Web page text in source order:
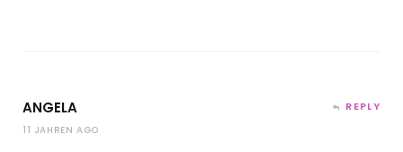
ANGELA
11 JAHREN AGO
REPLY